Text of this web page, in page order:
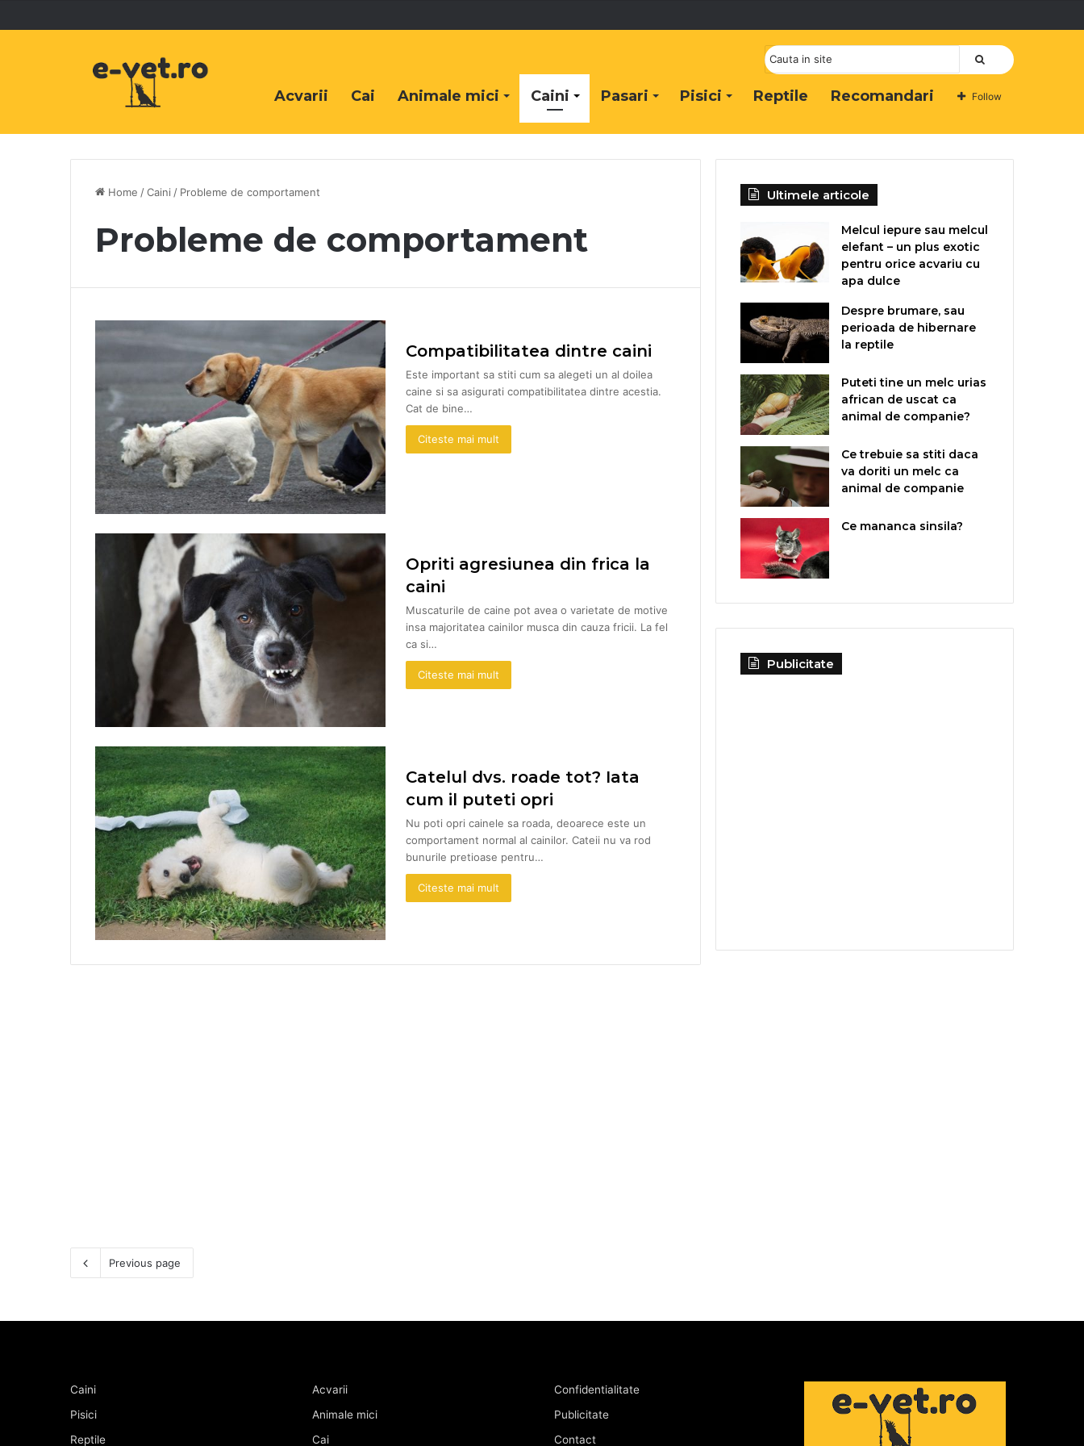
Cauta
Acvarii Cai Animale mici Caini Pasari Pisici Reptile Recomandari Follow
Home /Caini / Probleme de comportament
Probleme de comportament
Compatibilitatea dintre caini
Este important sa stiti cum sa alegeti un al doilea
caine si sa asigurati compatibilitatea dintre acestia.
Cat de bine…
Citeste mai mult
Opriti agresiunea din frica la
caini
Muscaturile de caine pot avea o varietate de motive
insa majoritatea cainilor musca din cauza fricii. La fel
ca si…
Citeste mai mult
Catelul dvs. roade tot? Iata
cum il puteti opri
Nu poti opri cainele sa roada, deoarece este un
comportament normal al cainilor. Cateii nu va rod
bunurile pretioase pentru…
Citeste mai mult
Previous page
Ultimele articole
Melcul iepure sau melcul
elefant – un plus exotic
pentru orice acvariu cu
apa dulce
Despre brumare, sau
perioada de hibernare
la reptile
Puteti tine un melc urias
african de uscat ca
animal de companie?
Ce trebuie sa stiti daca
va doriti un melc ca
animal de companie
Ce mananca sinsila?
Publicitate
Caini
Pisici
Reptile
Acvarii
Animale mici
Cai
Confidentialitate
Publicitate
Contact